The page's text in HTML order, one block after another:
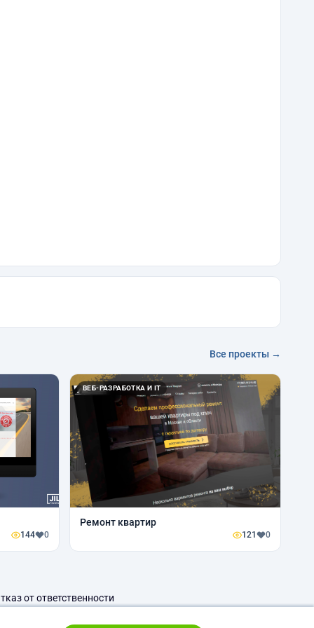
Все проекты →
144 0
ВЕБ-РАЗРАБОТКА И IT
Ремонт квартир
121 0
от ответственности